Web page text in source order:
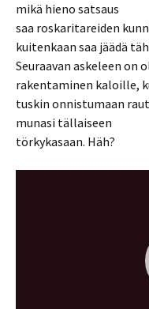
mikä hieno satsaus
saa roskaritareiden
kuitenkaan saa jäädä
Seuraavan askeleen on
rakentaminen kaloille,
tuskin onnistumaan
munasi tällaiseen
törkykasaan. Häh?